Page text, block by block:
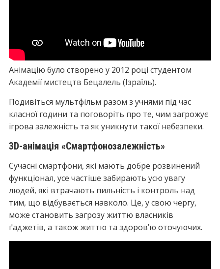
Анімацію було створено у 2012 році студентом
Академії мистецтв Бецалель (Ізраїль).
Подивіться мультфільм разом з учнями під час
класної години та поговоріть про те, чим загрожує
ігрова залежність та як уникнути такої небезпеки.
3D-анімація «Смартфонозалежність»
Сучасні смартфони, які мають добре розвинений
функціонал, усе частіше забирають усю увагу
людей, які втрачають пильність і контроль над
тим, що відбувається навколо. Це, у свою чергу,
може становить загрозу життю власників
ґаджетів, а також життю та здоров’ю оточуючих.